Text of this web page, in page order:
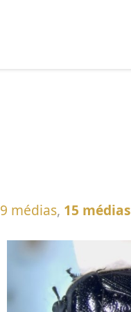
9 médias, 15 médias